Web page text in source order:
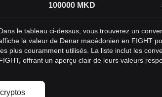
100000 MKD
le tableau ci-dessus, vous trouverez un
la valeur de Denar macédonien en FIGHT
plus couramment utilisés. La liste inclut les
offrant un aperçu clair de leurs valeurs